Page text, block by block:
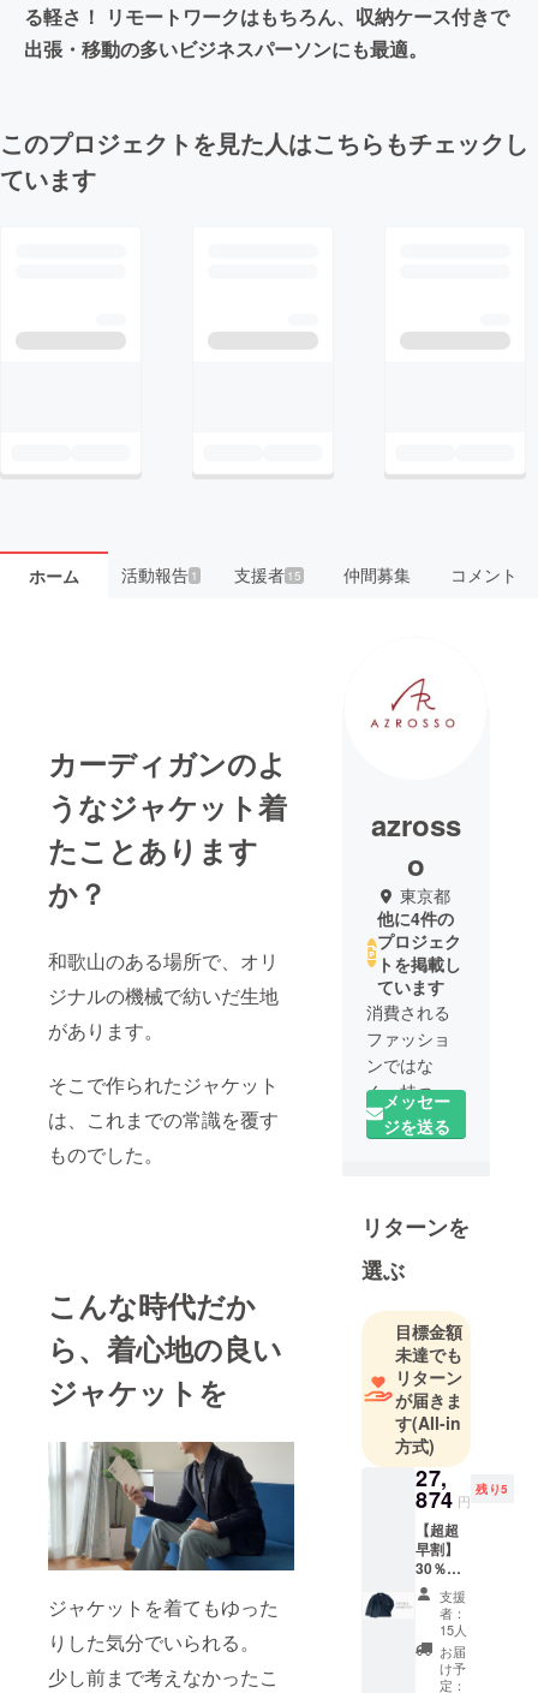
る軽さ！ リモートワークはもちろん、収納ケース付きで
出張・移動の多いビジネスパーソンにも最適。
このプロジェクトを見た人はこちらもチェックし
ています
ホーム 活動報告1 支援者 15 仲間募集 コメント
カーディガンのよ
うなジャケット着
たことあります
か？
和歌山のある場所で、オリ
ジナルの機械で紡いだ生地
があります。
そこで作られたジャケット
は、これまでの常識を覆す
ものでした。
こんな時代だか
ら、着心地の良い
ジャケットを
ジャケットを着てもゆった
りした気分でいられる。
少し前まで考えなかったこ
azross
o
東京都
他に4件の
プロジェク
トを掲載し
ています
消費される
ファッショ
ンではな
く、持つこ
とで自分に
自信をもて
ンアイテム
世界中にメ
ジャパン製
品を届ける
ことを目指
していま
す。手頃で
コスパがよ
いというこ
とは一見い
いことに見
えるかもし
れません。
しかし、
ファッショ
ンのみなら
メッセー
ジを送る
リターンを
選ぶ
目標金額
未達でも
リターン
が届きま
す(All-in
方式)
27,
874 円
残り5
【超超
早割】
30％OF
F ジャ
ケット1
品1着を
お届け
致しま
支援
者：
15人
お届
け予
定：